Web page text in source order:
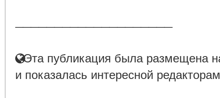
Эта публикация была размещена
и показалась интересной